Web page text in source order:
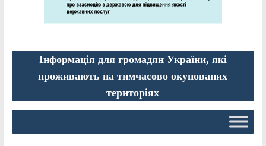
Інформація для громадян України, які
проживають на тимчасово окупованих
територіях